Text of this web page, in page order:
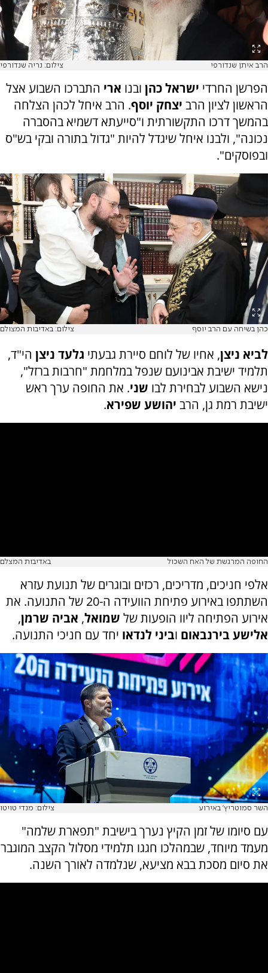
הרב איתן שנדורפי צילום: נריה שנדורפי
הפרשן החרדי ישראל כהן ובנו ארי התברכו השבוע אצל
הראשון לציון הרב יצחק יוסף. הרב איחל לכהן הצלחה
בהמשך דרכו התקשורתית ו"סייעתא דשמיא בהסברה
נכונה", ולבנו איחל שיגדל להיות "גדול בתורה ובקי בש"ס
ובפוסקים".
כהן בשיחה עם הרב יוסף צילום: באדיבות המצולם
לביא ניצן, אחיו של לוחם סיירת גבעתי גלעד ניצן הי"ד,
תלמיד ישיבת אבינועם שנפל במלחמת "חרבות ברזל",
נישא השבוע לבחירת לבו שני. את החופה ערך ראש
ישיבת רמת גן, הרב יהושע שפירא.
החופה המרגשת של האח השכול באדיבות המצלם
אלפי חניכים, מדריכים, רכזים ובוגרים של תנועת עזרא
השתתפו באירוע פתיחת הוועידה ה-20 של התנועה. את
אירוע הפתיחה ליוו הופעות של שמואל, אביה שרמן,
אלישע בירנבאום וביני לנדאו יחד עם חניכי התנועה.
השר סמוטריץ' באירוע צילום: מנדי טויטו
עם סיומו של זמן הקיץ נערך בישיבת "תפארת שלמה"
מעמד מיוחד, שבמהלכו חגגו תלמידי מסלול הקצב המוגבר
את סיום מסכת בבא מציעא, שנלמדה לאורך השנה.